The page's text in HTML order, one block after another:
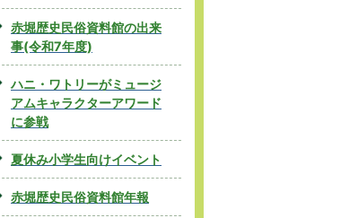
赤堀歴史民俗資料館の出来
事(令和7年度)
ハニ・ワトリーがミュージ
アムキャラクターアワード
に参戦
夏休み小学生向けイベント
赤堀歴史民俗資料館年報